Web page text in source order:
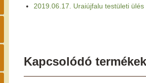
2019.06.17. Uraiújfalu testületi
Kapcsolódó termékek